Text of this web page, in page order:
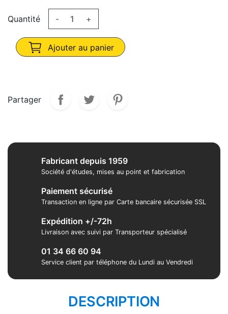
Quantité - +
Ajouter au panier
Partager
Fabricant depuis 1959
Société d'études, mises au point et fabrication
Paiement sécurisé
Transaction en ligne par Carte bancaire sécurisée SSL
Expédition +/-72h
Livraison avec suivi par Transporteur spécialisé
01 34 66 60 94
Service client par téléphone du Lundi au Vendredi
DESCRIPTION